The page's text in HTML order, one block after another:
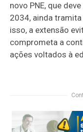
novo PNE, que
2034, ainda
isso, a extensão
comprometa a
ações voltados à